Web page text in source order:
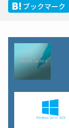
ブックマーク